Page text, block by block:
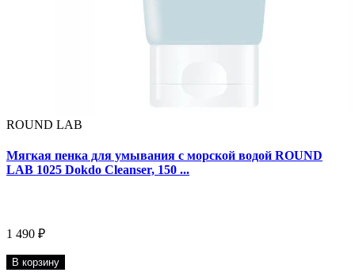
ROUND LAB
Мягкая пенка для умывания с морской водой ROUND
LAB 1025 Dokdo Cleanser, 150 ...
1 490 ₽
В корзину